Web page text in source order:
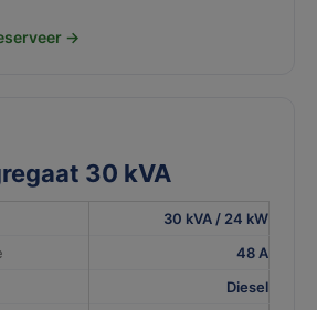
→
30 kVA
30 kVA / 24 kW
48 A
Diesel